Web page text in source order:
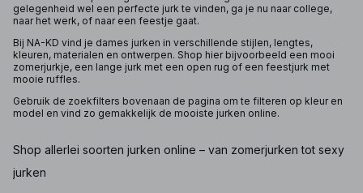
gelegenheid wel een perfecte jurk te vinden, ga je nu naar college,
naar het werk, of naar een feestje gaat.
Bij NA-KD vind je dames jurken in verschillende stijlen, lengtes,
kleuren, materialen en ontwerpen. Shop hier bijvoorbeeld een mooi
zomerjurkje, een lange jurk met een open rug of een feestjurk met
mooie ruffles.
Gebruik de zoekfilters bovenaan de pagina om te filteren op kleur en
model en vind zo gemakkelijk de mooiste jurken online.
Shop allerlei soorten jurken online – van zomerjurken tot sexy
jurken